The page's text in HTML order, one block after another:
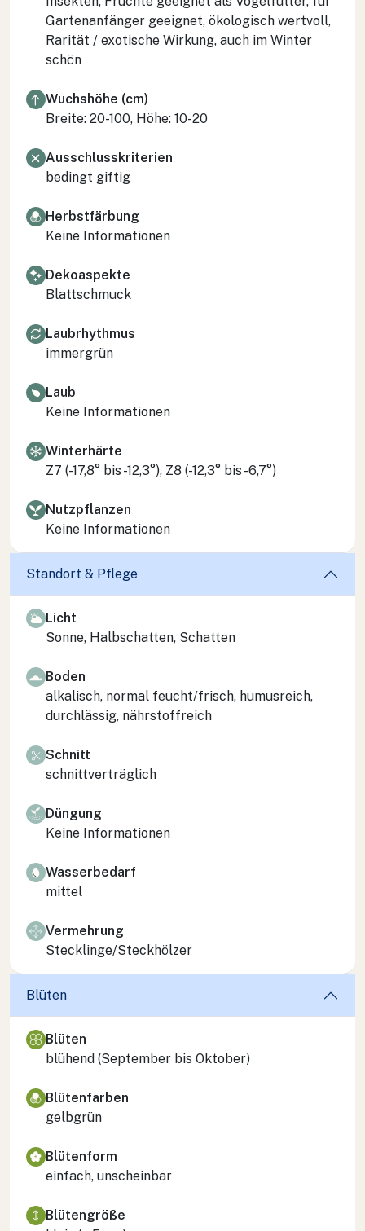
Gartenanfänger geeignet, ökologisch wertvoll,
Rarität / exotische Wirkung, auch im Winter
schön
Wuchshöhe (cm)
Breite: 20-100, Höhe: 10-20
Ausschlusskriterien
bedingt giftig
Herbstfärbung
Keine Informationen
Dekoaspekte
Blattschmuck
Laubrhythmus
immergrün
Laub
Keine Informationen
Winterhärte
Z7 (-17,8° bis -12,3°), Z8 (-12,3° bis -6,7°)
Nutzpflanzen
Keine Informationen
Standort & Pflege
Licht
Sonne, Halbschatten, Schatten
Boden
alkalisch, normal feucht/frisch, humusreich,
durchlässig, nährstoffreich
Schnitt
schnittverträglich
Düngung
Keine Informationen
Wasserbedarf
mittel
Vermehrung
Stecklinge/Steckhölzer
Blüten
Blüten
blühend (September bis Oktober)
Blütenfarben
gelbgrün
Blütenform
einfach, unscheinbar
Blütengröße